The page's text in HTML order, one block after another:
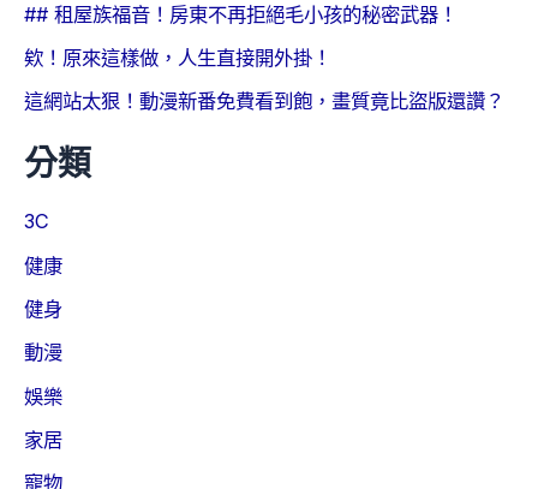
## 租屋族福音！房東不再拒絕毛小孩的秘密武器！
欸！原來這樣做，人生直接開外掛！
這網站太狠！動漫新番免費看到飽，畫質竟比盜版還讚？
分類
3C
健康
健身
動漫
娛樂
家居
寵物